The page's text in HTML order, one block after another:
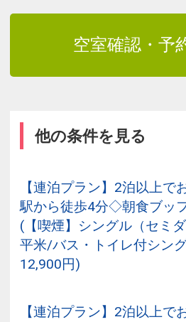
空室確認・予
他の条件を見る
【連泊プラン】2泊以上
駅から徒歩4分◇朝食ブッ
(【喫煙】シングル（セミ
平米/バス・トイレ付シン
12,900円)
【連泊プラン】2泊以上